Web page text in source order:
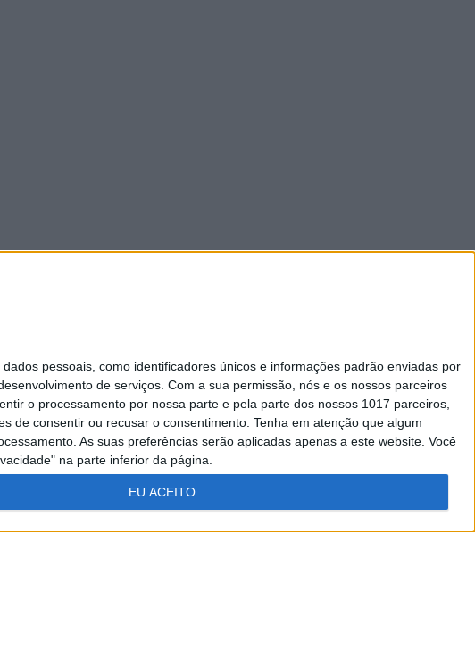
pessoais, como identificadores únicos e informações padrão enviadas por
de serviços. Com a sua permissão, nós e os nossos parceiros
o processamento por nossa parte e pela parte dos nossos 1017 parceiros,
de consentir ou recusar o consentimento. Tenha em atenção que algum
As suas preferências serão aplicadas apenas a este website. Você
na parte inferior da página.
EU ACEITO